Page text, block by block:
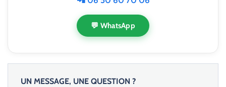
💬 WhatsApp
UN MESSAGE, UNE QUESTION ?